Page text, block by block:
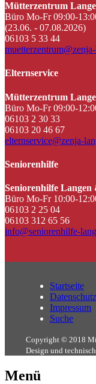
Mütterzentrum
Büro Mo-Fr 09:00-
(23.06. - 07.08.2026)
06103 5 33 44
Elternservice
Mütterzentrum
Büro Mo-Fr 09:00-
06103 2 30 33
06103 20 46 67
elternservice@zenja-
Seniorenhilfe
Seniorenhilfe Langen
Büro Mo-Fr 10:00-
06103 2 25 04
06103 312 65 56
info@seniorenhilfe-
Startseite
Impressum
Suche
Copyright © 2018
Design und
Menü